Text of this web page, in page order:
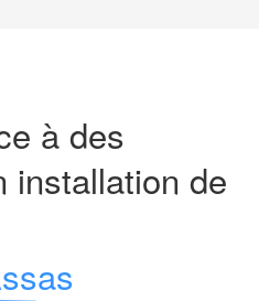
à des
installation de